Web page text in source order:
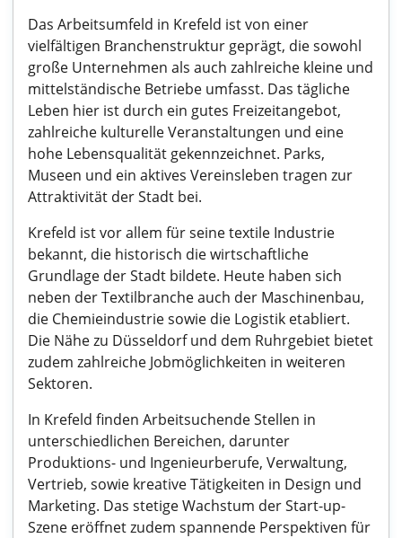
Das Arbeitsumfeld in Krefeld ist von einer
vielfältigen Branchenstruktur geprägt, die sowohl
große Unternehmen als auch zahlreiche kleine und
mittelständische Betriebe umfasst. Das tägliche
Leben hier ist durch ein gutes Freizeitangebot,
zahlreiche kulturelle Veranstaltungen und eine
hohe Lebensqualität gekennzeichnet. Parks,
Museen und ein aktives Vereinsleben tragen zur
Attraktivität der Stadt bei.
Krefeld ist vor allem für seine textile Industrie
bekannt, die historisch die wirtschaftliche
Grundlage der Stadt bildete. Heute haben sich
neben der Textilbranche auch der Maschinenbau,
die Chemieindustrie sowie die Logistik etabliert.
Die Nähe zu Düsseldorf und dem Ruhrgebiet bietet
zudem zahlreiche Jobmöglichkeiten in weiteren
Sektoren.
In Krefeld finden Arbeitsuchende Stellen in
unterschiedlichen Bereichen, darunter
Produktions- und Ingenieurberufe, Verwaltung,
Vertrieb, sowie kreative Tätigkeiten in Design und
Marketing. Das stetige Wachstum der Start-up-
Szene eröffnet zudem spannende Perspektiven für